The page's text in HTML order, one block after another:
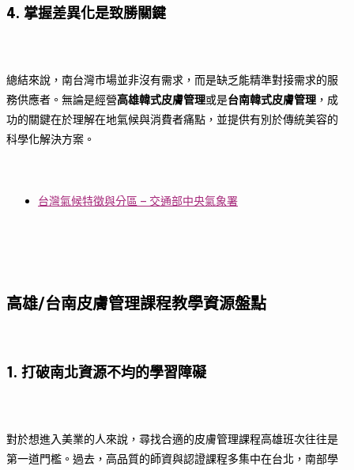
4. 掌握差異化是致勝關鍵
總結來說，南台灣市場並非沒有需求，而是缺乏能精準對接需求的服
務供應者。無論是經營高雄韓式皮膚管理或是台南韓式皮膚管理 ，成
功的關鍵在於理解在地氣候與消費者痛點，並提供有別於傳統美容的
科學化解決方案。
台灣氣候特徵與分區 – 交通部中央氣象署
高雄/台南皮膚管理課程教學資源盤點
1. 打破南北資源不均的學習障礙
對於想進入美業的人來說，尋找合適的皮膚管理課程高雄班次往往是
第一道門檻。過去，高品質的師資與認證課程多集中在台北，南部學